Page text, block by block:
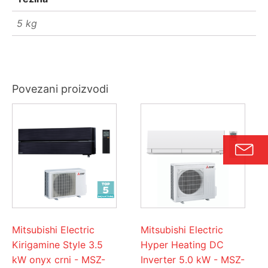
5 kg
Povezani proizvodi
Mitsubishi Electric
Kirigamine Style 3.5
kW onyx crni - MSZ-
Mitsubishi Electric
Hyper Heating DC
Inverter 5.0 kW - MSZ-